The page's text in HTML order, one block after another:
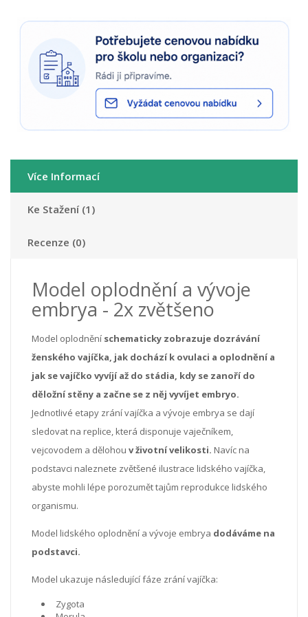
Více Informací
Ke Stažení (1)
Recenze (0)
Model oplodnění a vývoje
embrya - 2x zvětšeno
Model oplodnění schematicky zobrazuje dozrávání
ženského vajíčka, jak dochází k ovulaci a oplodnění a
jak se vajíčko vyvíjí až do stádia, kdy se zanoří do
děložní stěny a začne se z něj vyvíjet embryo.
Jednotlivé etapy zrání vajíčka a vývoje embrya se dají
sledovat na replice, která disponuje vaječníkem,
vejcovodem a dělohou v životní velikosti. Navíc na
podstavci naleznete zvětšené ilustrace lidského vajíčka,
abyste mohli lépe porozumět tajům reprodukce lidského
organismu.
Model lidského oplodnění a vývoje embrya dodáváme na
podstavci.
Model ukazuje následující fáze zrání vajíčka:
Zygota